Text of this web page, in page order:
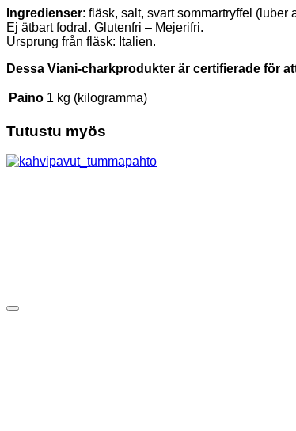
Ingredienser: fläsk, salt, svart sommartryffel
Ej ätbart fodral. Glutenfri – Mejerifri.
Ursprung från fläsk: Italien.
Dessa Viani-charkprodukter är certifierade för
Paino 1 kg (kilogramma)
Tutustu myös